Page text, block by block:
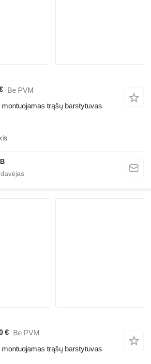
Be PVM
trąšų barstytuvas
€ Be PVM
trąšų barstytuvas